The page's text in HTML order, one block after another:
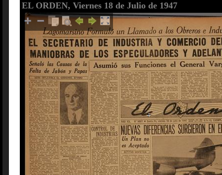
EL ORDEN, Viernes 18 de Julio de 1947